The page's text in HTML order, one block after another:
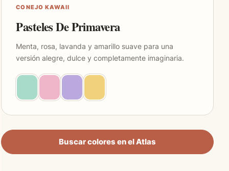
CONEJO KAWAII
Pasteles De Primavera
Menta, rosa, lavanda y amarillo suave para una
versión alegre, dulce y completamente imaginaria.
Buscar colores en el Atlas